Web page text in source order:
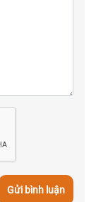
Gửi bình luận